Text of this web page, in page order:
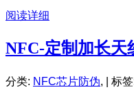
阅读详细
NFC-定制加长天
分类: NFC芯片防伪, | 标